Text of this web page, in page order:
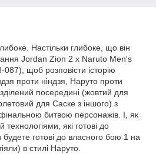
Настільки глибоке, що він
Jordan Zion 2 x Naruto Men's
щоб розповісти історію
проти ніндзя, Наруто проти
посередині (жовтий для
для Саске з іншого) з
битвою персонажів. І, як
які готові до
готові до власного бою 1 на
в стилі Наруто.